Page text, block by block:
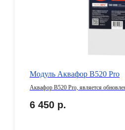
Модуль Аквафор В520 Pro
Аквафор В520 Pro, является
6 450 р.